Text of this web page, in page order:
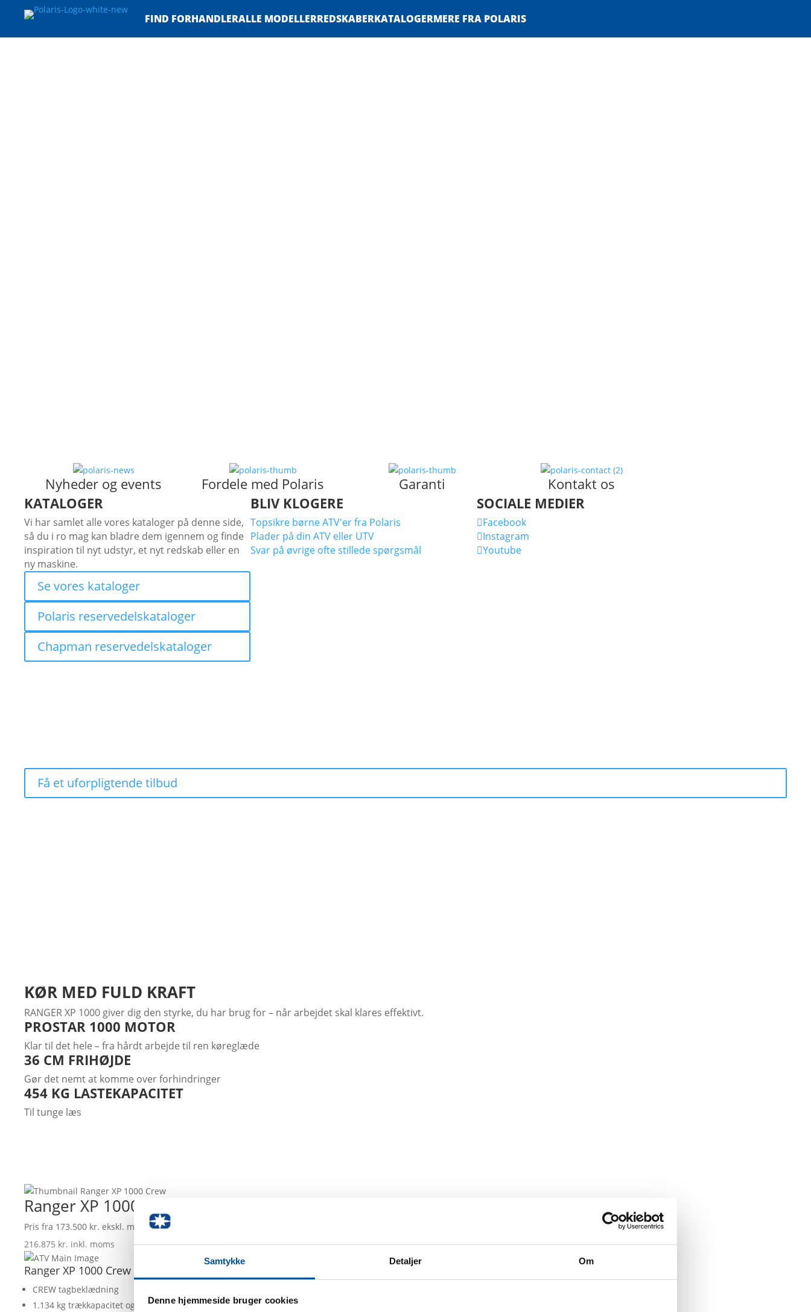
Samtykke Detaljer Om
Denne hjemmeside bruger cookies
FIND FORHANDLERALLE MODELLERREDSKABERKATALOGERMERE FRA POLARIS
Nyheder og events Fordele med Polaris Garanti
Kontakt os
KATALOGER
Vi har samlet alle vores kataloger på denne side,
så du i ro mag kan bladre dem igennem og finde
inspiration til nyt udstyr, et nyt redskab eller en
ny maskine.
Se vores kataloger
Polaris reservedelskataloger
Chapman reservedelskataloger
BLIV KLOGERE
Topsikre børne ATV'er fra Polaris
Plader på din ATV eller UTV
Svar på øvrige ofte stillede spørgsmål
SOCIALE MEDIER
Facebook
Instagram
Youtube
Få et uforpligtende tilbud
KØR MED FULD KRAFT
RANGER XP 1000 giver dig den styrke, du har brug for – når arbejdet skal klares effektivt.
PROSTAR 1000 MOTOR
Klar til det hele – fra hårdt arbejde til ren køreglæde
36 CM FRIHØJDE
Gør det nemt at komme over forhindringer
454 KG LASTEKAPACITET
Til tunge læs
Ranger XP 1000 Crew
Ranger XP 1000 Crew
Pris fra 173.500 kr. ekskl. moms
216.875 kr. inkl. moms
Ranger XP 1000 Crew EGENSKAPER:
CREW tagbeklædning
1.134 kg trækkapacitet og 454 kg lastekapacitet på ladet